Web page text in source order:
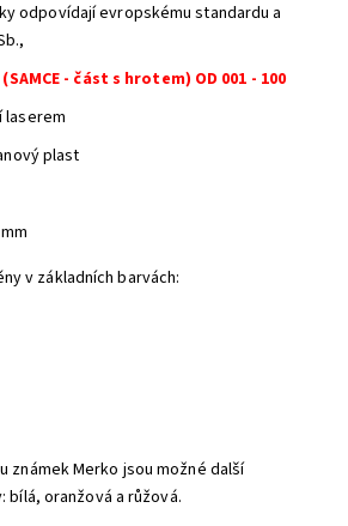
odpovídají evropskému standardu a
(SAMCE - část s hrotem) OD 001 - 100
laserem
plast
v základních barvách:
známek Merko jsou možné další
bílá, oranžová a růžová.